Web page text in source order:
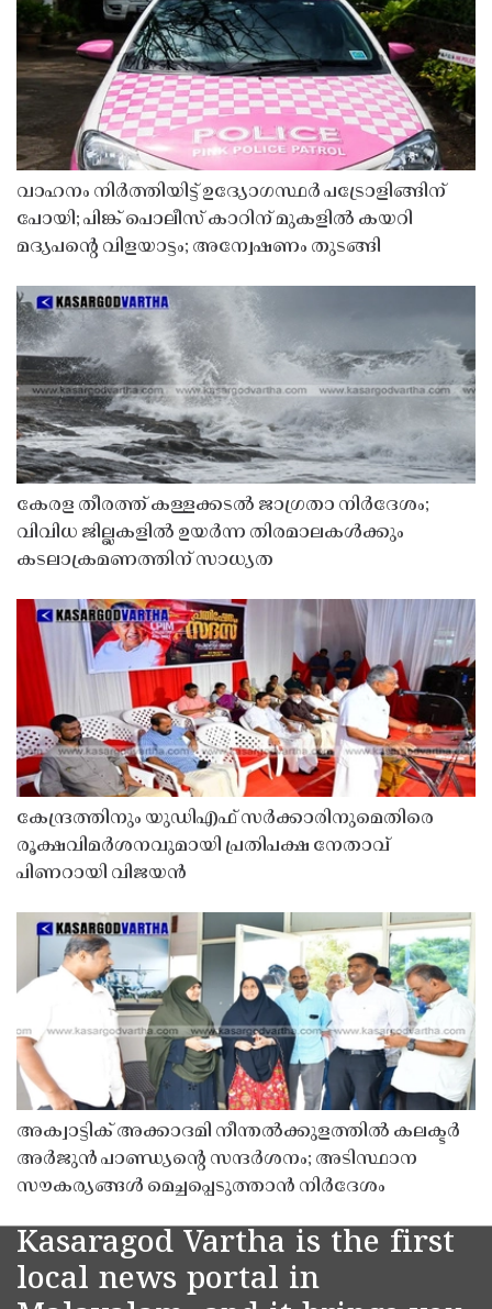
വാഹനം നിർത്തിയിട്ട് ഉദ്യോഗസ്ഥർ പട്രോളിങ്ങിന്
പോയി; പിങ്ക് പൊലീസ് കാറിന് മുകളിൽ കയറി
മദ്യപൻ്റെ വിളയാട്ടം; അന്വേഷണം തുടങ്ങി
കേരള തീരത്ത് കള്ളക്കടൽ ജാഗ്രതാ നിർദേശം;
വിവിധ ജില്ലകളിൽ ഉയർന്ന തിരമാലകൾക്കും
കടലാക്രമണത്തിന് സാധ്യത
കേന്ദ്രത്തിനും യുഡിഎഫ് സർക്കാരിനുമെതിരെ
രൂക്ഷവിമർശനവുമായി പ്രതിപക്ഷ നേതാവ്
പിണറായി വിജയൻ
അക്വാട്ടിക് അക്കാദമി നീന്തൽക്കുളത്തിൽ കലക്ടർ
അർജുൻ പാണ്ഡ്യൻ്റെ സന്ദർശനം; അടിസ്ഥാന
സൗകര്യങ്ങൾ മെച്ചപ്പെടുത്താൻ നിർദേശം
Kasaragod Vartha is the first
local news portal in